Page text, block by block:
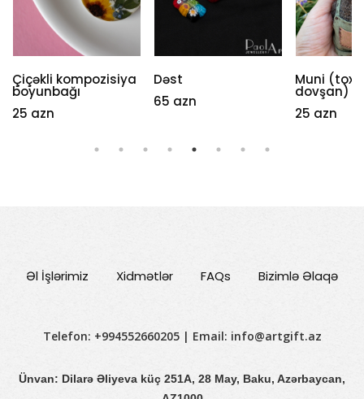
Çiçəkli kompozisiya
boyunbağı
25 azn
Dəst
65 azn
Muni
dovşan)
25 azn
Əl İşlərimiz Xidmətlər FAQs Bizimlə Əlaqə
Telefon: +994552660205 | Email: info@artgift.az
Ünvan: Dilarə Əliyeva küç 251A, 28 May, Baku, Azərbaycan,